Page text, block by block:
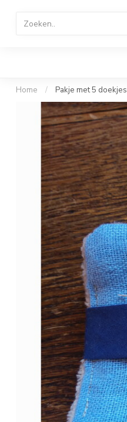
Home / Pakje met 5 doekjes